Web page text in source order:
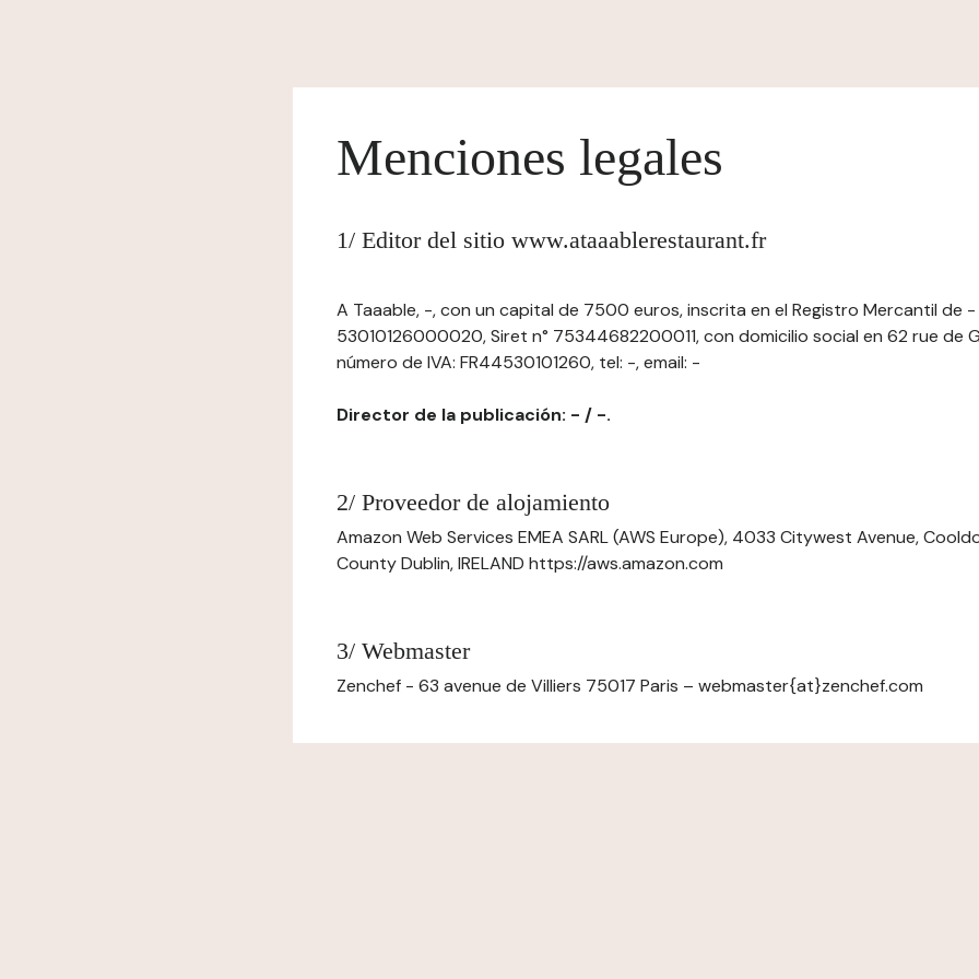
Menciones legales
1/ Editor del sitio www.ataaablerestaurant.fr
A Taaable, -, con un capital de 7500 euros, inscrita en el Registro Mercantil de
53010126000020, Siret n° 75344682200011, con domicilio social en 62 rue de
número de IVA: FR44530101260, tel: -, email: -
Director de la publicación: - / -.
2/ Proveedor de alojamiento
Amazon Web Services EMEA SARL (AWS Europe), 4033 Citywest Avenue,
County Dublin, IRELAND https://aws.amazon.com
3/ Webmaster
Zenchef - 63 avenue de Villiers 75017 Paris – webmaster{at}zenchef.com